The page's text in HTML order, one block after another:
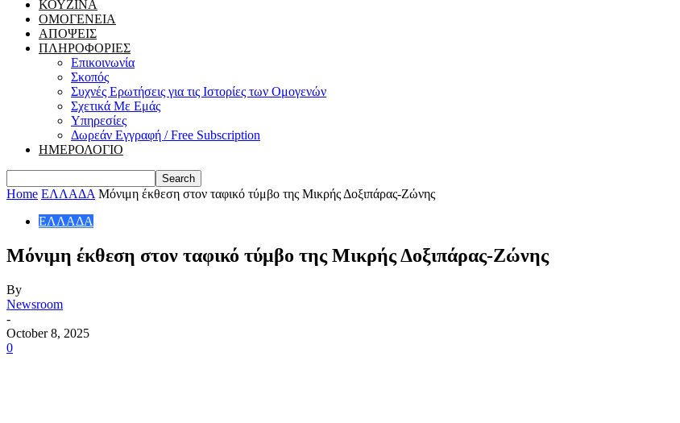
ΚΟΥΖΙΝΑ
ΟΜΟΓΕΝΕΙΑ
ΑΠΟΨΕΙΣ
ΠΛΗΡΟΦΟΡΙΕΣ
Επικοινωνία
Σκοπός
Συχνές Ερωτήσεις για τις Ιστορίες των Ομογενών
Σχετικά Με Εμάς
Υπηρεσίες
Δωρεάν Εγγραφή / Free Subscription
ΗΜΕΡΟΛΟΓΙΟ
Home ΕΛΛΑΔΑ Μόνιμη έκθεση στον ταφικό τύμβο της Μικρής Δοξιπάρας-Ζώνης
ΕΛΛΑΔΑ
Μόνιμη έκθεση στον ταφικό τύμβο της Μικρής Δοξιπάρας-Ζώνης
By
Newsroom
-
October 8, 2025
0